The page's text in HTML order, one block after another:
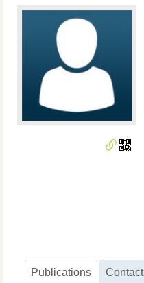
Publications Contact